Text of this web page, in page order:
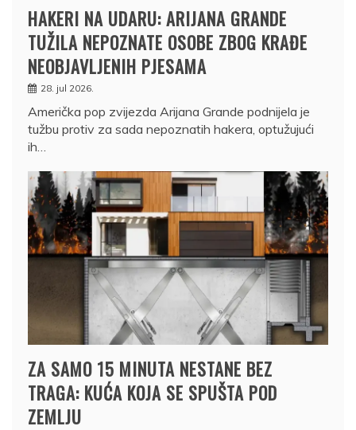
HAKERI NA UDARU: ARIJANA GRANDE
TUŽILA NEPOZNATE OSOBE ZBOG KRAĐE
NEOBJAVLJENIH PJESAMA
28. jul 2026.
Američka pop zvijezda Arijana Grande podnijela je
tužbu protiv za sada nepoznatih hakera, optužujući
ih…
ZA SAMO 15 MINUTA NESTANE BEZ
TRAGA: KUĆA KOJA SE SPUŠTA POD
ZEMLJU